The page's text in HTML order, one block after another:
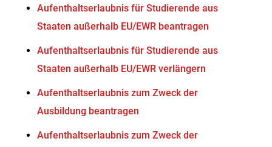
Aufenthaltserlaubnis für Studierende aus
Staaten außerhalb EU/EWR beantragen
Aufenthaltserlaubnis für Studierende aus
Staaten außerhalb EU/EWR verlängern
Aufenthaltserlaubnis zum Zweck der
Ausbildung beantragen
Aufenthaltserlaubnis zum Zweck der